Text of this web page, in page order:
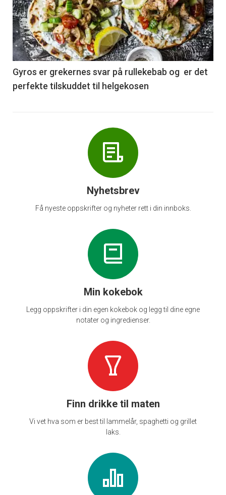
akkurat
nå
-
6
Gyros er grekernes svar på rullekebab og er det
perfekte tilskuddet til helgekosen
Nyhetsbrev
Få nyeste oppskrifter og nyheter rett i din innboks.
Min kokebok
Legg oppskrifter i din egen kokebok og legg til dine egne
notater og ingredienser.
Finn drikke til maten
Vi vet hva som er best til lammelår, spaghetti og grillet
laks.